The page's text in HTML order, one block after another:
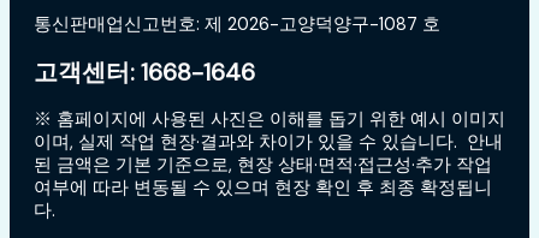
통신판매업신고번호: 제 2026-고양덕양구-1087 호
고객센터: 1668-1646
※ 홈페이지에 사용된 사진은 이해를 돕기 위한 예시 이미지
이며, 실제 작업 현장·결과와 차이가 있을 수 있습니다. 안내
된 금액은 기본 기준으로, 현장 상태·면적·접근성·추가 작업
여부에 따라 변동될 수 있으며 현장 확인 후 최종 확정됩니
다.